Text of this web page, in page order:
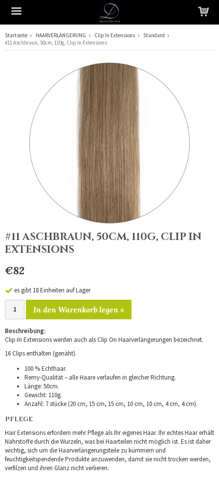
Das Produkt wurde in Ihren Warenkorb gelegt
Startseite HAARVERLÄNGERUNG Clip In Extensions
Standard
#11 Aschbraun, 50cm, 110g, Clip In Extensions
#11 ASCHBRAUN, 50CM, 110G, CLIP IN
EXTENSIONS
€82
es gibt 18 Einheiten auf Lager
In den Warenkorb legen »
Beschreibung:
Clip-In Extensions werden auch als Clip On Haarverlängerungen bezeichnet.
16 Clips enthalten (genäht).
100 % Echthaar.
Remy-Qualität – alle Haare verlaufen in gleicher Richtung.
Länge: 50cm.
Gewicht: 110g.
Anzahl: 7 stücke (20 cm, 15 cm, 15 cm, 10 cm, 10 cm, 4 cm, 4 cm).
PFLEGE
Hair Extensions erfordern mehr Pflege als Ihr eigenes Haar. Ihr echtes Haar erhält
Nährstoffe durch die Wurzeln, was bei Haarteilen nicht möglich ist. Es ist daher
wichtig, sich um die Haarverlängerungsteile zu kümmern und
feuchtigkeitspendende Produkte anzuwenden, damit sie nicht trocken werden,
verfilzen und ihren Glanz nicht verlieren.